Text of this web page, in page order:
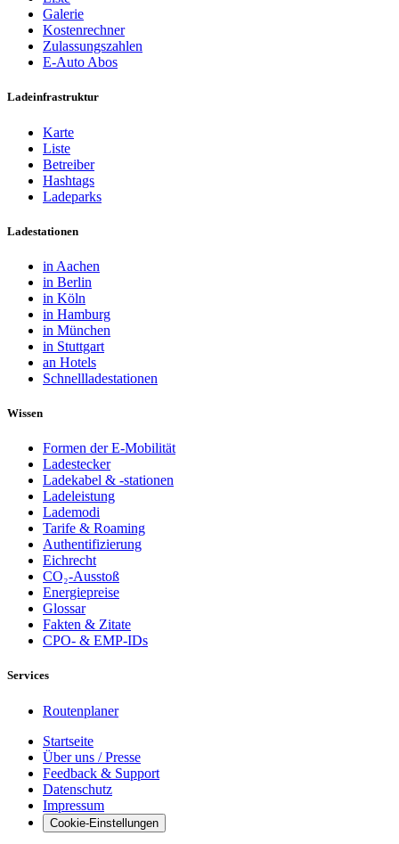
Galerie
Kostenrechner
Zulassungszahlen
E-Auto Abos
Ladeinfrastruktur
Karte
Liste
Betreiber
Hashtags
Ladeparks
Ladestationen
in Aachen
in Berlin
in Köln
in Hamburg
in München
in Stuttgart
an Hotels
Schnellladestationen
Wissen
Formen der E-Mobilität
Ladestecker
Ladekabel & -stationen
Ladeleistung
Lademodi
Tarife & Roaming
Authentifizierung
Eichrecht
CO₂-Ausstoß
Energiepreise
Glossar
Fakten & Zitate
CPO- & EMP-IDs
Services
Routenplaner
Startseite
Über uns / Presse
Feedback & Support
Datenschutz
Impressum
Cookie-Einstellungen